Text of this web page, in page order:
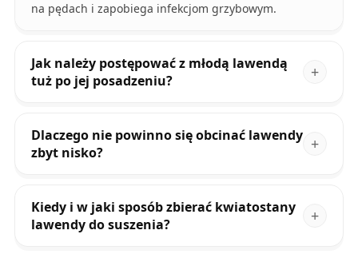
na pędach i zapobiega infekcjom grzybowym.
Jak należy postępować z młodą lawendą
tuż po jej posadzeniu?
Dlaczego nie powinno się obcinać lawendy
zbyt nisko?
Kiedy i w jaki sposób zbierać kwiatostany
lawendy do suszenia?